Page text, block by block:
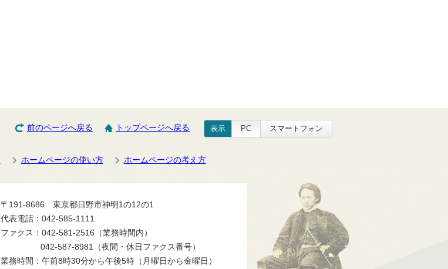
前のページへ戻る トップページへ戻る 表示 PC スマートフォン
ホームページの使い方 ホームページの考え方
〒191-8686 東京都日野市神明1の12の1
代表電話：042-585-1111
ファクス：042-581-2516（業務時間内）
042-587-8981（夜間・休日ファクス番号）
業務時間：午前8時30分から午後5時（月曜日から金曜日）